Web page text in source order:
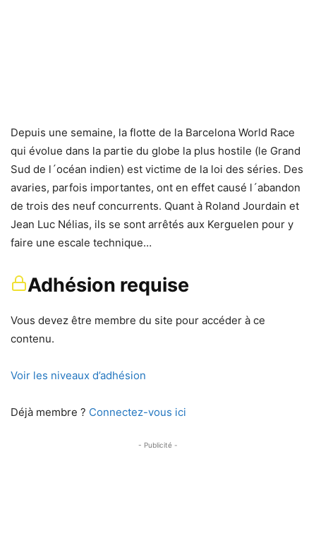
Depuis une semaine, la flotte de la Barcelona World Race
qui évolue dans la partie du globe la plus hostile (le Grand
Sud de l´océan indien) est victime de la loi des séries. Des
avaries, parfois importantes, ont en effet causé l´abandon
de trois des neuf concurrents. Quant à Roland Jourdain et
Jean Luc Nélias, ils se sont arrêtés aux Kerguelen pour y
faire une escale technique…
Adhésion requise
Vous devez être membre du site pour accéder à ce
contenu.
Voir les niveaux d’adhésion
Déjà membre ? Connectez-vous ici
- Publicité -